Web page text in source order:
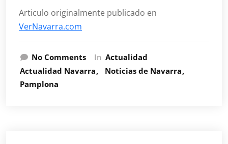
Articulo originalmente publicado en
VerNavarra.com
No Comments In Actualidad
Actualidad Navarra
Noticias de Navarra
Pamplona